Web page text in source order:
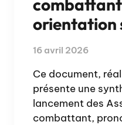
combattant
orientation
16 avril 2026
Ce document,
présente une
lancement des
combattant,